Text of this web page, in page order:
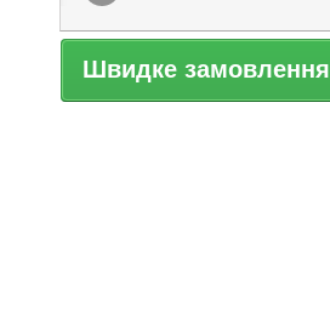
Швидке замовлення